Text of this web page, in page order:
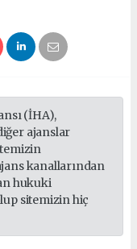
(İHA),
ajanslar
kanallarından
hukuki
sitemizin hiç